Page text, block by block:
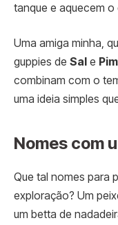
tanque e aquecem
Uma amiga minha,
guppies de Sal e
combinam com o
uma ideia simples
Nomes com
Que tal nomes para
exploração? Um
um betta de